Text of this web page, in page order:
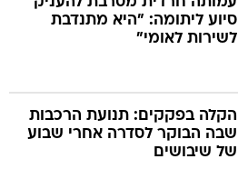
סיוע ליתומה: "היא מתנדבת
לשירות לאומי"
הקלה בפקקים: תנועת הרכבות
שבה הבוקר לסדרה אחרי שבוע
של שיבושים